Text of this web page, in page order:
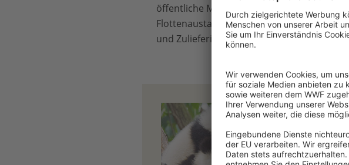
öffentliche Mittel“. Die Fallbeispiele dafür
Flottenaustausch für Handwerker sowie
und Zulieferindustrie.
Kontakt
Julian